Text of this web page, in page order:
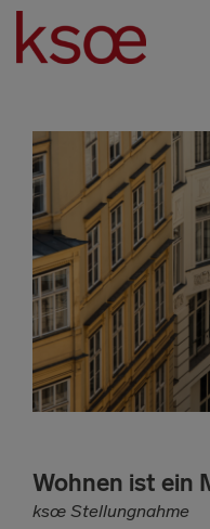
Wohnen ist ein
ksœ Stellungnahme